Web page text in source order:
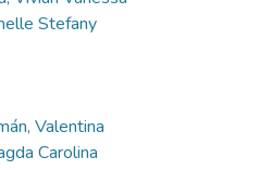
Stefany
Valentina
Carolina